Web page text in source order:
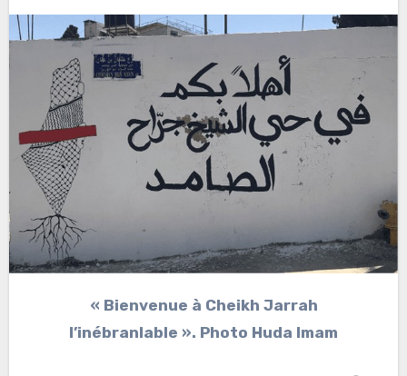
« Bienvenue à Cheikh Jarrah
l’inébranlable ». Photo Huda Imam